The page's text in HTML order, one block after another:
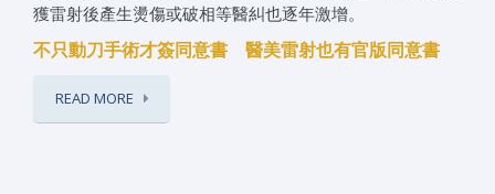
獲雷射後產生燙傷或破相等醫糾也逐年激增。
不只動刀手術才簽同意書 醫美雷射也有官版同意書
READ MORE